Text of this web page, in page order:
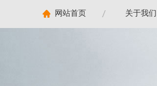
网站首页 关于我们